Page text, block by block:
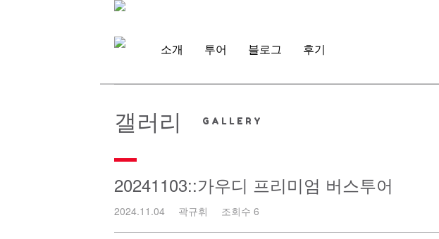
소개 투어 블로그 후기
갤러리
20241103::가우디 프리미엄 버스투어
2024.11.04 곽규휘 조회수 6